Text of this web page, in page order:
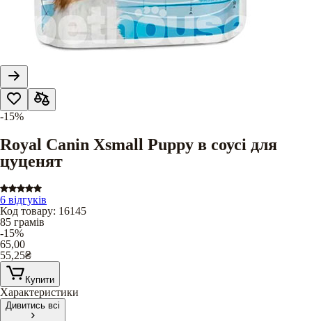
-15%
Royal Canin Xsmall Puppy в соусі для
цуценят
6 відгуків
Код товару: 16145
85 грамів
-15%
65,00
55,25₴
Купити
Характеристики
Дивитись всі